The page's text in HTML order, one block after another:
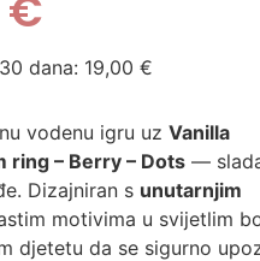
dana: 19,00 €
vodenu igru uz Vanilla
ring – Berry – Dots —
Dizajniran s unutarnjim
motivima u svijetlim
djetetu da se sigurno